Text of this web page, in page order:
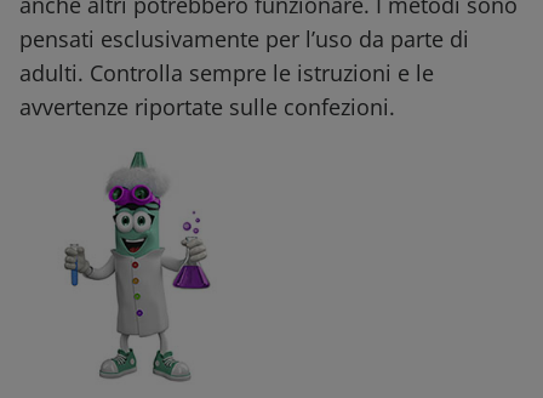
pensati esclusivamente per l’uso da parte di
adulti. Controlla sempre le istruzioni e le
avvertenze riportate sulle confezioni.